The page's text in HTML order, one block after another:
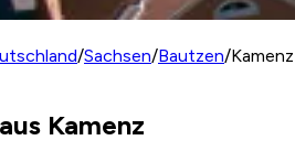
/Sachsen/Bautzen/Kamenz
Kamenz